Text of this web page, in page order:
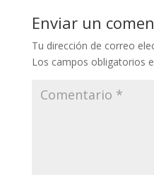
Enviar un
Tu dirección de correo
Los campos obligatorios